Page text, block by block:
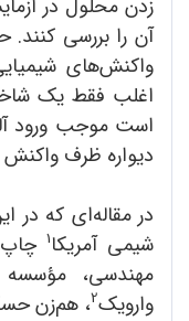
زدن محلول در
آن را بررسی
واکنش‌های
اغلب فقط یک
است موجب ورود
دیواره ظرف واکنش
در مقاله‌ای که در
شیمی آمریکا1چاپ
وارویک2، هم‌زن